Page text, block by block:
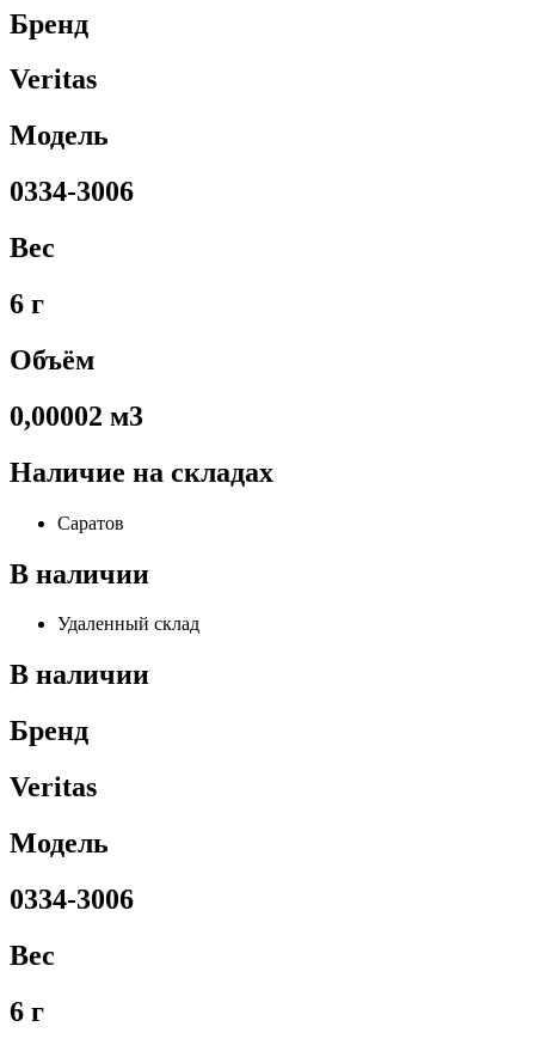
Бренд
Veritas
Модель
0334-3006
Вес
6 г
Объём
0,00002 м3
Наличие на складах
Саратов
В наличии
Удаленный склад
В наличии
Бренд
Veritas
Модель
0334-3006
Вес
6 г